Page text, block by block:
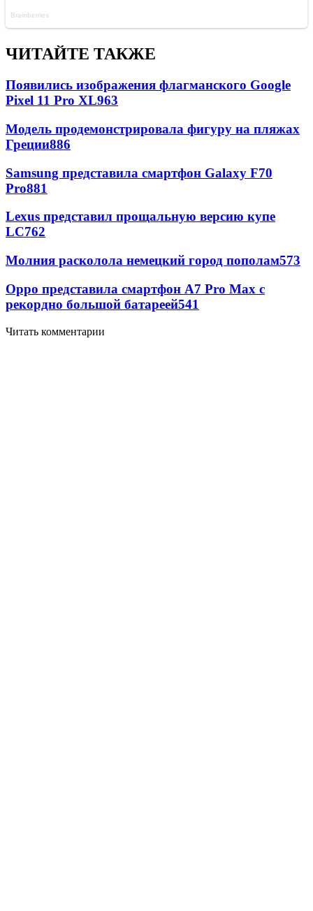
ЧИТАЙТЕ ТАКЖЕ
Появились изображения флагманского Google
Pixel 11 Pro XL963
Модель продемонстрировала фигуру на пляжах
Греции886
Samsung представила смартфон Galaxy F70
Pro881
Lexus представил прощальную версию купе
LC762
Молния расколола немецкий город пополам573
Oppo представила смартфон A7 Pro Max с
рекордно большой батареей541
Читать комментарии